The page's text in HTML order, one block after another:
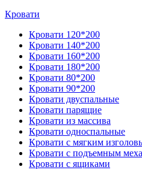
Кровати
Кровати 120*200
Кровати 140*200
Кровати 160*200
Кровати 180*200
Кровати 80*200
Кровати 90*200
Кровати двуспальные
Кровати парящие
Кровати из массива
Кровати односпальные
Кровати с мягким
Кровати с подъемным
Кровати с ящиками